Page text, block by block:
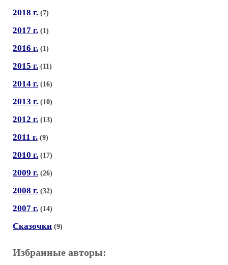
2018 г. (7)
2017 г. (1)
2016 г. (1)
2015 г. (11)
2014 г. (16)
2013 г. (10)
2012 г. (13)
2011 г. (9)
2010 г. (17)
2009 г. (26)
2008 г. (32)
2007 г. (14)
Сказочки (9)
Избранные авторы: